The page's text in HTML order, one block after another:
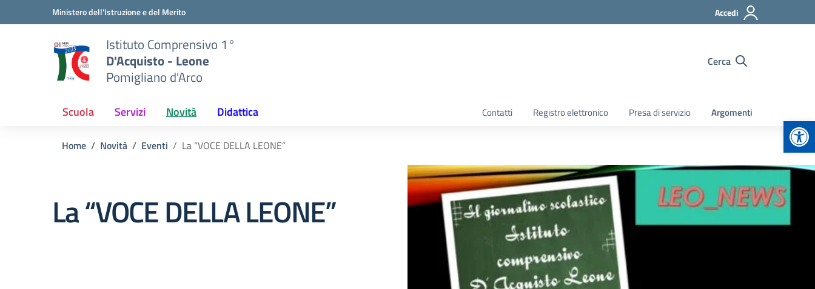
Vai ai contenuti
Vai al menu di navigazioneMinistero dell'Istruzione e del Merito Accedi
Istituto Comprensivo 1°
D'Acquisto - Leone
Pomigliano d'Arco
Cerca
Scuola Servizi Novità Didattica Contatti Registro elettronico Presa di servizio Argomenti
Home Novità Eventi La “VOCE DELLA LEONE”
La “VOCE DELLA LEONE”